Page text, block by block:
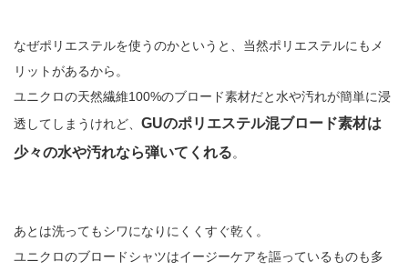
なぜポリエステルを使うのかというと、当然ポリエステルにもメ
リットがあるから。
ユニクロの天然繊維100%のブロード素材だと水や汚れが簡単に浸
透してしまうけれど、 GUのポリエステル混ブロード素材は
少々の水や汚れなら弾いてくれる。
あとは洗ってもシワになりにくくすぐ乾く。
ユニクロのブロードシャツはイージーケアを謳っているものも多